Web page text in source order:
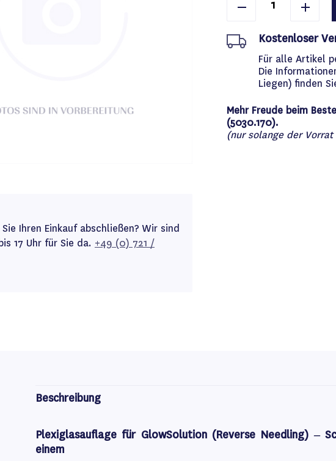
Ihren Einkauf abschließen? Wir sind
17 Uhr für Sie da. +49 (0) 721 /
Kostenloser
Für alle Artikel
Die
Liegen) finden
Mehr Freude beim
(5030.170).
(nur solange der
Beschreibung
Plexiglasauflage für GlowSolution (Reverse Needling) –
einem